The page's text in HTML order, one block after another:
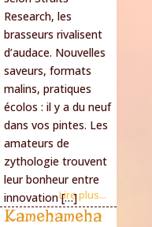
Research, les
brasseurs rivalisent
d’audace. Nouvelles
saveurs, formats
malins, pratiques
écolos : il y a du neuf
dans vos pintes. Les
amateurs de
zythologie trouvent
leur bonheur entre
innovation […]Lire plus...
Kamehameha